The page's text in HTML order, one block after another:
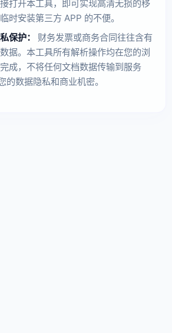
打开本工具，即可实现高清无损的移
时安装第三方 APP 的不便。
保护：
财务发票或商务合同往往含有
据。本工具所有解析操作均在您的浏
成，不将任何文档数据传输到服务
的数据隐私和商业机密。